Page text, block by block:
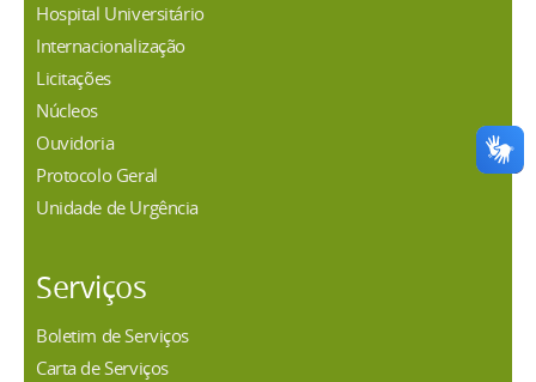
Hospital Universitário
Internacionalização
Licitações
Núcleos
Ouvidoria
Protocolo Geral
Unidade de Urgência
Serviços
Boletim de Serviços
Carta de Serviços